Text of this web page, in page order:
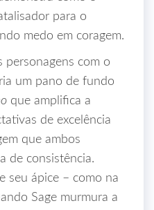
para o
medo em coragem.
personagens com o
um pano de fundo
que amplifica a
de excelência
que ambos
de consistência.
seu ápice – como na
Sage murmura a